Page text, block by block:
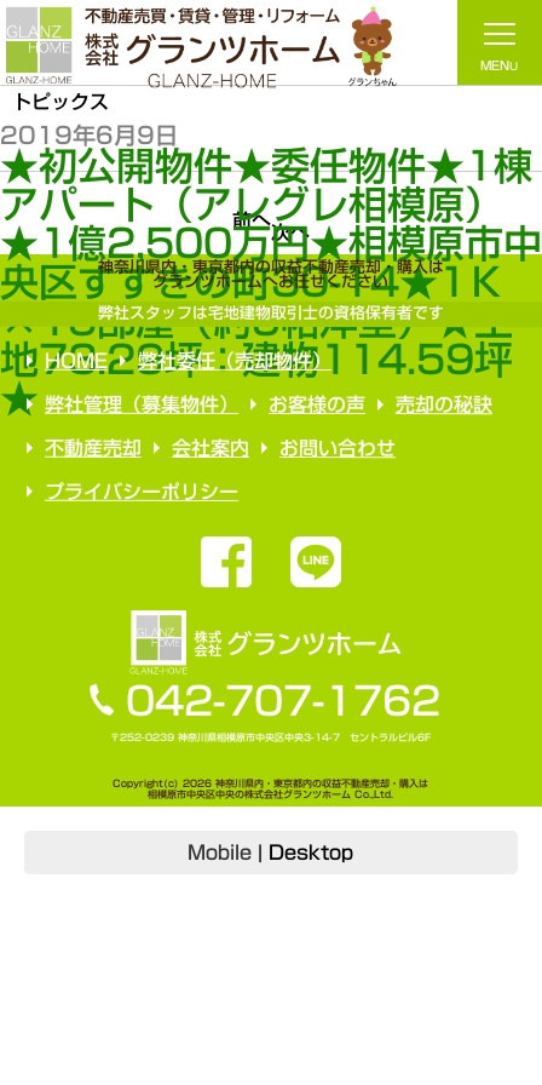
トピックス
2019年6月9日
★初公開物件★委任物件★1棟
アパート（アレグレ相模原）
★1億2,500万円★相模原市中
央区すすきの町30-14★1Ｋ
×15部屋（約9帖洋室）★土
地73.29坪：建物114.59坪
★
前へ
次へ
神奈川県内・東京都内の収益不動産売却・購入は
グランツホームへお任せください
弊社スタッフは宅地建物取引士の資格保有者です
HOME 弊社委任（売却物件）
弊社管理（募集物件） お客様の声 売却の秘訣
不動産売却 会社案内 お問い合わせ
プライバシーポリシー
042-707-1762
〒252-0239 神奈川県相模原市中央区中央3-14-7 セントラルビル6F
Copyright(c) 2026 神奈川県内・東京都内の収益不動産売却・購入は
相模原市中央区中央の株式会社グランツホーム Co.,Ltd.
Mobile Desktop